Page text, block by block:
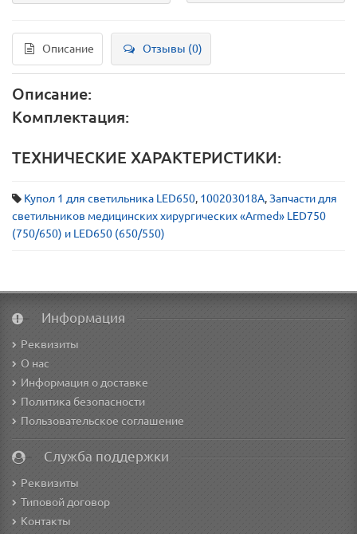
Описание Отзывы (0)
Описание:
Комплектация:
ТЕХНИЧЕСКИЕ ХАРАКТЕРИСТИКИ:
Купол 1 для светильника LED650, 100203018А,Запчасти для
светильников медицинских хирургических «Armed» LED750
(750/650) и LED650 (650/550)
Информация
Реквизиты
О нас
Информация о доставке
Политика безопасности
Пользовательское соглашение
Служба поддержки
Реквизиты
Типовой договор
Контакты